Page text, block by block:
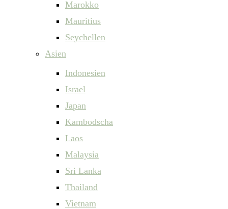
Marokko
Mauritius
Seychellen
Asien
Indonesien
Israel
Japan
Kambodscha
Laos
Malaysia
Sri Lanka
Thailand
Vietnam